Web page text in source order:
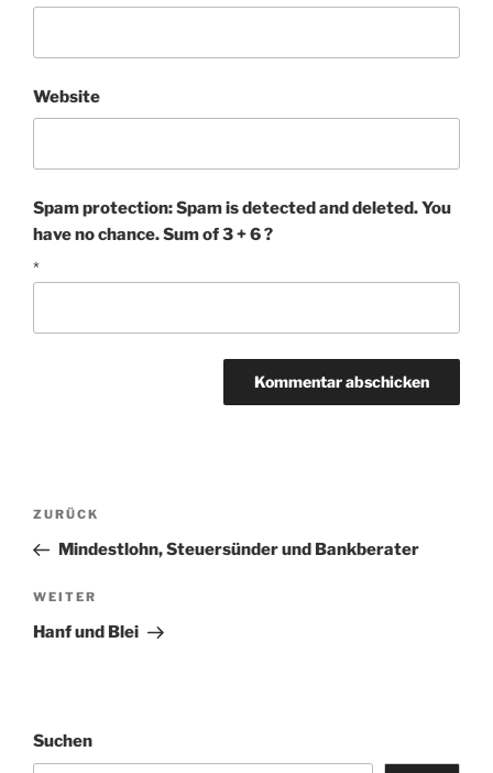
Website
Spam protection: Spam is detected and deleted. You
have no chance. Sum of 3 + 6 ?
*
Beitragsnavigation
Vorheriger
Beitrag
ZURÜCK
Mindestlohn, Steuersünder und Bankberater
Nächster
Beitrag
WEITER
Hanf und Blei
Suchen